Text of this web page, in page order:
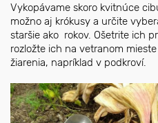
Vykopávame skoro kvitnúce
možno aj krókusy a určite
staršie ako rokov. Ošetrite ich
rozložte ich na vetranom
žiarenia, napríklad v podkroví.